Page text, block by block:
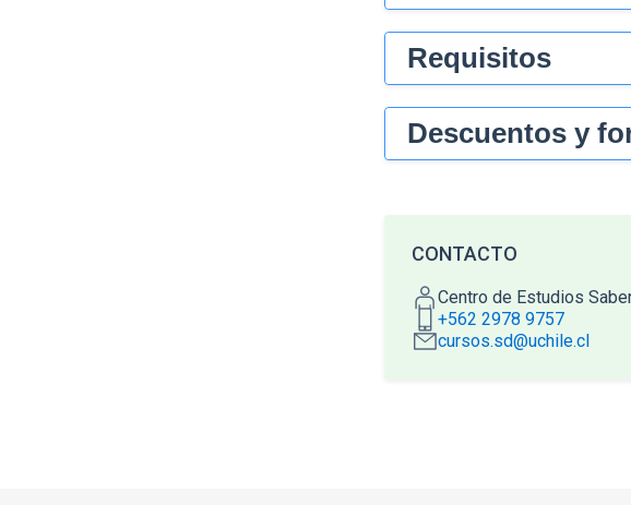
Requisitos
Descuentos y
CONTACTO
Centro de Estudios
+562 2978 9757
cursos.sd@uchile.cl